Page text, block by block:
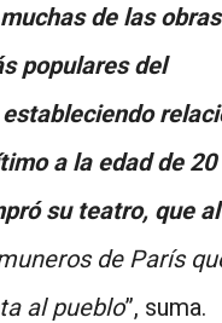
de las obras
populares del
a la edad de
su teatro, que
de París
al pueblo”, suma.